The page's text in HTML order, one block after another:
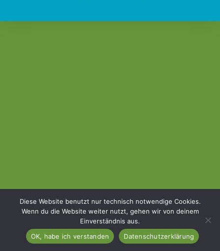
Kontakt Impressum & Datenschutz
Copyright 2026 - Ellen Schlottner
Diese Website benutzt nur technisch notwendige Cookies.
Wenn du die Website weiter nutzt, gehen wir von deinem
Einverständnis aus.
OK, habe ich verstanden
Datenschutzerklärung